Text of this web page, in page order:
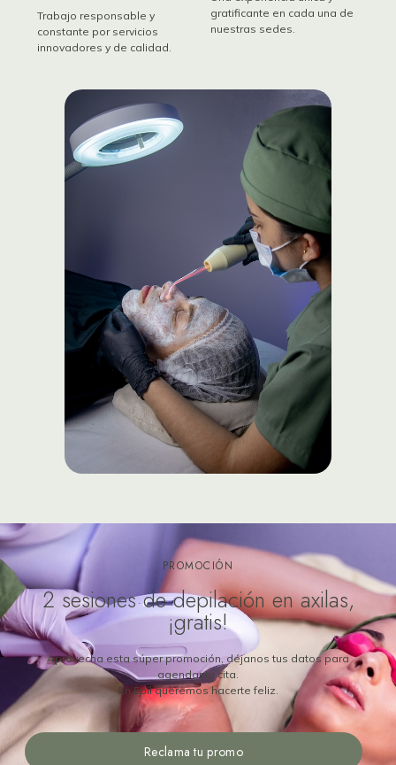
Trabajo responsable y
constante por servicios
innovadores y de calidad.
gratificante en cada una de
nuestras sedes.
PROMOCIÓN
2 sesiones de depilación en axilas,
¡gratis!
Aprovecha esta súper promoción, déjanos tus datos para
agendar tu cita.
En Epil queremos hacerte feliz.
Reclama tu promo